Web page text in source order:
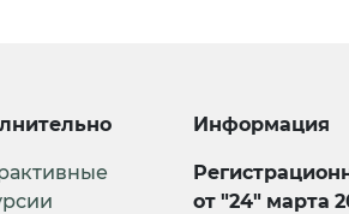
Информация
от "24" марта